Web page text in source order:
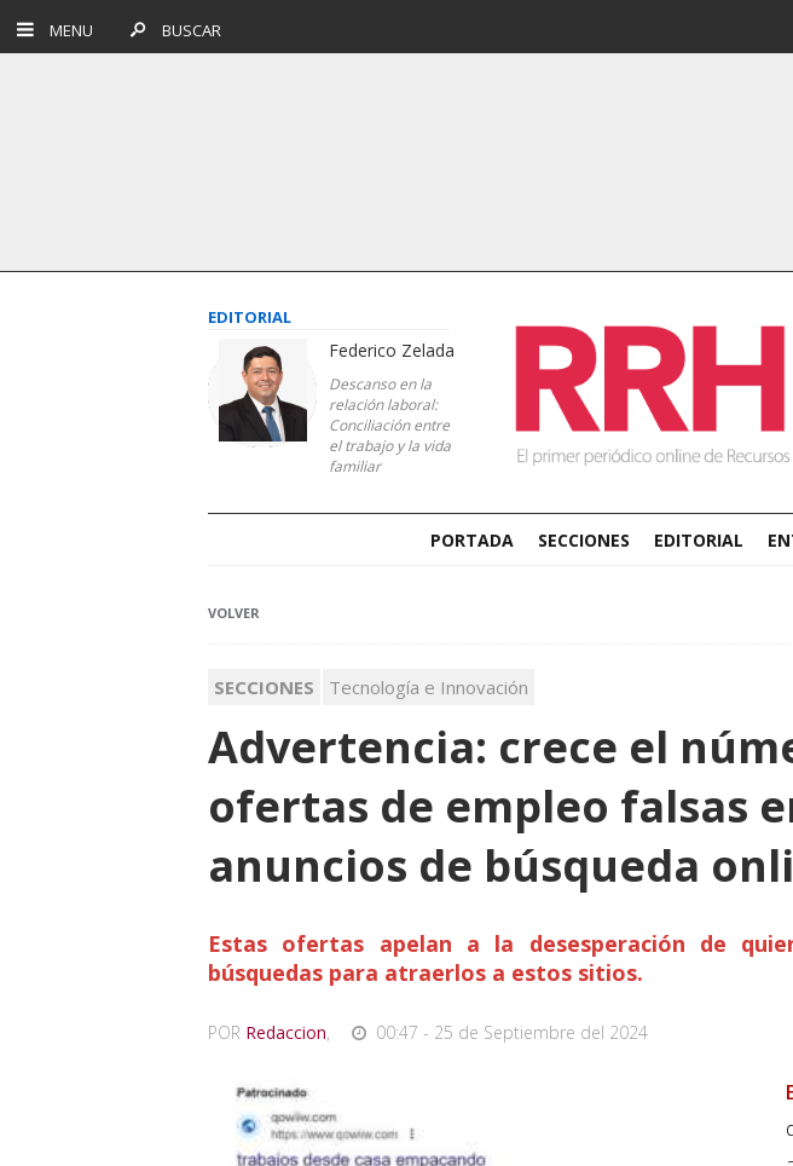
MENU BUSCAR
EDITORIAL
Federico Zelada
Descanso en la
relación laboral:
Conciliación entre
el trabajo y la vida
familiar
PORTADA SECCIONES EDITORIAL
VOLVER
SECCIONES Tecnología e Innovación
Advertencia: crece el
ofertas de empleo falsas
anuncios de búsqueda
Estas ofertas apelan a la desesperación de
búsquedas para atraerlos a estos sitios.
POR Redaccion, 00:47 - 25 de Septiembre del 2024